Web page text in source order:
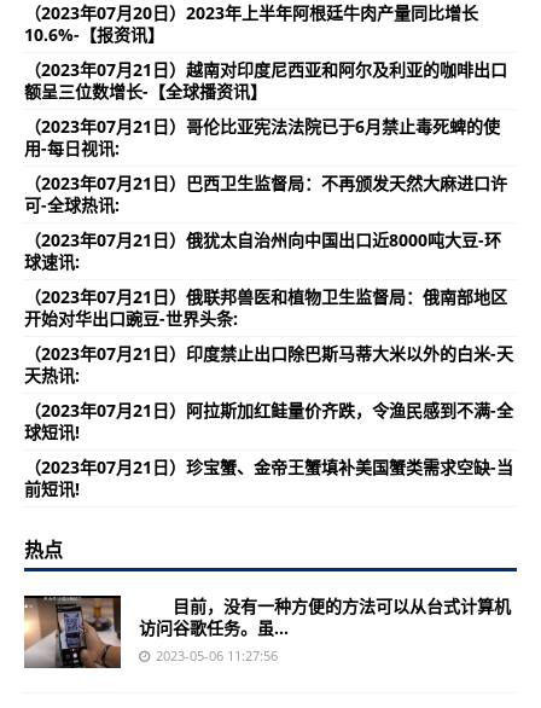
（2023年07月20日）2023年上半年阿根廷牛肉产量同比增长
10.6%-【报资讯】
（2023年07月21日）越南对印度尼西亚和阿尔及利亚的咖啡出口
额呈三位数增长-【全球播资讯】
（2023年07月21日）哥伦比亚宪法法院已于6月禁止毒死蜱的使
用-每日视讯:
（2023年07月21日）巴西卫生监督局：不再颁发天然大麻进口许
可-全球热讯:
（2023年07月21日）俄犹太自治州向中国出口近8000吨大豆-环
球速讯:
（2023年07月21日）俄联邦兽医和植物卫生监督局：俄南部地区
开始对华出口豌豆-世界头条:
（2023年07月21日）印度禁止出口除巴斯马蒂大米以外的白米-天
天热讯:
（2023年07月21日）阿拉斯加红鲑量价齐跌，令渔民感到不满-全
球短讯!
（2023年07月21日）珍宝蟹、金帝王蟹填补美国蟹类需求空缺-当
前短讯!
热点
目前，没有一种方便的方法可以从台式计算机
访问谷歌任务。虽...
2023-05-06 11:27:56